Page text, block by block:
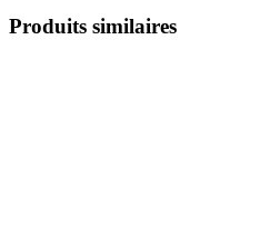
Produits similaires